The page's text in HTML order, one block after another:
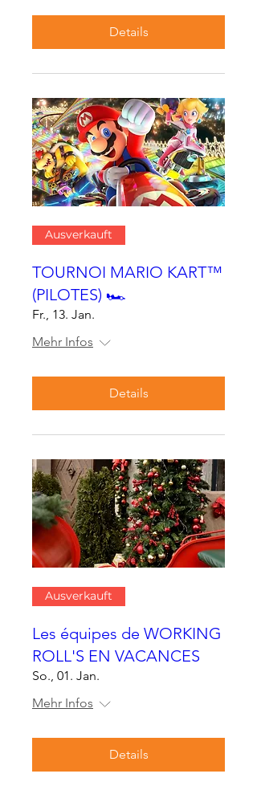
Details
Ausverkauft
TOURNOI MARIO KART™
(PILOTES) 🏎
Fr., 13. Jan.
Mehr Infos
Details
Ausverkauft
Les équipes de WORKING
ROLL'S EN VACANCES
So., 01. Jan.
Mehr Infos
Details